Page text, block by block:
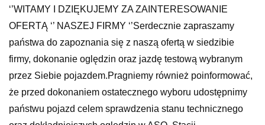
‘’WITAMY I DZIĘKUJEMY ZA ZAINTERESOWANIE
OFERTĄ ‘’ NASZEJ FIRMY ‘’Serdecznie zapraszamy
państwa do zapoznania się z naszą ofertą w siedzibie
firmy, dokonanie oględzin oraz jazdę testową wybranym
przez Siebie pojazdem.Pragniemy również poinformować,
że przed dokonaniem ostatecznego wyboru udostępnimy
państwu pojazd celem sprawdzenia stanu technicznego